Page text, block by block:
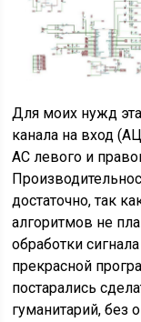
Для моих нужд эта
канала на вход
АС левого и
достаточно, так
алгоритмов не
обработки
прекрасной
постарались
гуманитарий, без